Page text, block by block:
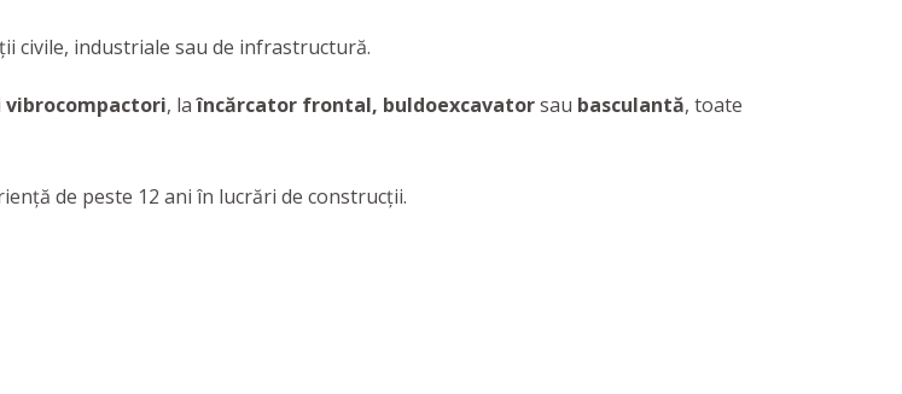
civile, industriale sau de infrastructură.
vibrocompactori, laîncărcator frontal, buldoexcavatorsau basculantă, toate
de peste 12 ani în lucrări de construcții.